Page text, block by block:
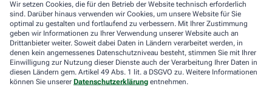
Wir setzen Cookies, die für den Betrieb der Website technisch erforderlich
sind. Darüber hinaus verwenden wir Cookies, um unsere Website für Sie
optimal zu gestalten und fortlaufend zu verbessern. Mit Ihrer Zustimmung
geben wir Informationen zu Ihrer Verwendung unserer Website auch an
Drittanbieter weiter. Soweit dabei Daten in Ländern verarbeitet werden, in
denen kein angemessenes Datenschutzniveau besteht, stimmen Sie mit Ihrer
Einwilligung zur Nutzung dieser Dienste auch der Verarbeitung Ihrer Daten in
diesen Ländern gem. Artikel 49 Abs. 1 lit. a DSGVO zu. Weitere Informationen
können Sie unserer Datenschutzerklärung entnehmen.
den
Stern.
Newsletters den Dienstleister Emarsys ein. Die Einwilligung
kann jederzeit für die Zukunft widerrufen werden (z.B. über den
Abmelde-Link in jedem Newsletter). Die sonstigen
Kontaktmöglichkeiten dafür und weitere Angaben zur
Datenverarbeitung finden sich in der Datenschutzerklärungvon
AHD.